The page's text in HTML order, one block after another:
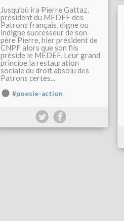
Jusqu’où ira Pierre Gattaz,
président du MEDEF des
Patrons français, digne ou
indigne successeur de son
père Pierre, hier président de
CNPF alors que son fils
préside le MEDEF. Leur grand
principe la restauration
sociale du droit absolu des
Patrons certes...
#poesie-action